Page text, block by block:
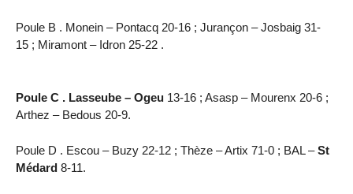
Poule B . Monein – Pontacq 20-16 ; Jurançon – Josbaig 31-
15 ; Miramont – Idron 25-22 .
Poule C . Lasseube – Ogeu 13-16 ; Asasp – Mourenx 20-6 ;
Arthez – Bedous 20-9.
Poule D . Escou – Buzy 22-12 ; Thèze – Artix 71-0 ; BAL –St
Médard 8-11.